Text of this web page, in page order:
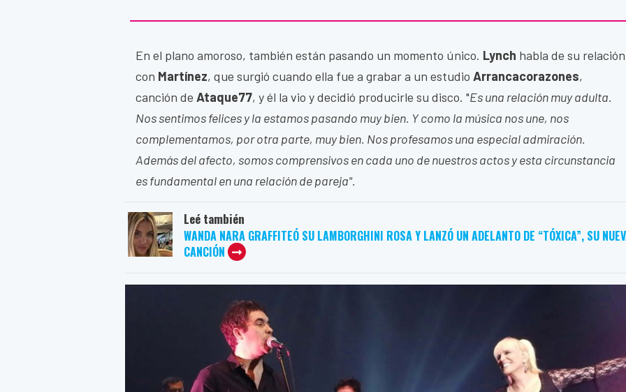
En el plano amoroso, también están pasando un momento único. Lynch habla de su relación
con Martínez, que surgió cuando ella fue a grabar a un estudio Arrancacorazones,
canción de Ataque77, y él la vio y decidió producirle su disco. "Es una relación muy adulta.
Nos sentimos felices y la estamos pasando muy bien. Y como la música nos une, nos
complementamos, por otra parte, muy bien. Nos profesamos una especial admiración.
Además del afecto, somos comprensivos en cada uno de nuestros actos y esta circunstancia
es fundamental en una relación de pareja".
Leé también
WANDA NARA GRAFFITEÓ SU LAMBORGHINI ROSA Y LANZÓ UN ADELANTO DE “TÓXICA”, SU
CANCIÓN